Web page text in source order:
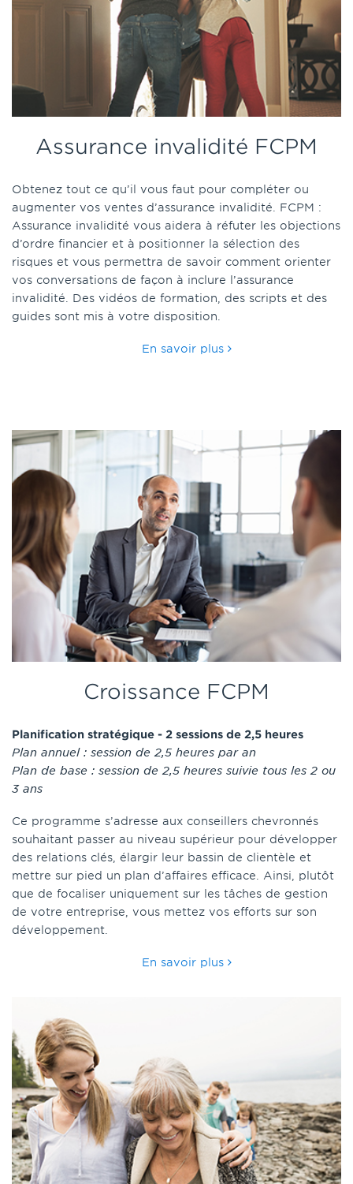
Assurance invalidité FCPM
Obtenez tout ce qu’il vous faut pour compléter ou
augmenter vos ventes d’assurance invalidité. FCPM :
Assurance invalidité vous aidera à réfuter les objections
d’ordre financier et à positionner la sélection des
risques et vous permettra de savoir comment orienter
vos conversations de façon à inclure l’assurance
invalidité. Des vidéos de formation, des scripts et des
guides sont mis à votre disposition.
En savoir plus
Croissance FCPM
Planification stratégique - 2 sessions de 2,5 heures
Plan annuel : session de 2,5 heures par an
Plan de base : session de 2,5 heures suivie tous les 2 ou
3 ans
Ce programme s’adresse aux conseillers chevronnés
souhaitant passer au niveau supérieur pour développer
des relations clés, élargir leur bassin de clientèle et
mettre sur pied un plan d’affaires efficace. Ainsi, plutôt
que de focaliser uniquement sur les tâches de gestion
de votre entreprise, vous mettez vos efforts sur son
développement.
En savoir plus